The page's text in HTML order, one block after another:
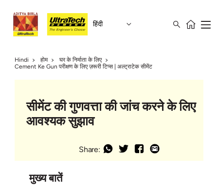
हिंदी
Hindi होम
घर के निर्माता के लिए
Cement Ke Gun परीक्षण के लिए ज़रूरी टिप्स | अल्ट्राटेक सीमेंट
सीमेंट की गुणवत्ता की जांच करने के लिए
आवश्यक सुझाव
Share:
मुख्य बातें